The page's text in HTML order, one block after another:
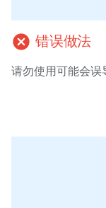
cancel 错误做法
请勿使用可能会